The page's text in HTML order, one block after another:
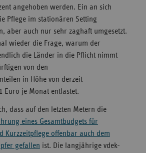
angehoben werden. Ein an sich
Pflege im stationären Setting
aber auch nur sehr zaghaft umgesetzt.
wieder die Frage, warum der
die Länder in die Pflicht nimmt
von den
in Höhe von derzeit
Euro je Monat entlastet.
dass auf den letzten Metern die
eines Gesamtbudgets für
Kurzzeitpflege offenbar auch dem
gefallen ist. Die langjährige vdek-